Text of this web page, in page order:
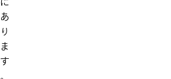
あ
り
ま
す